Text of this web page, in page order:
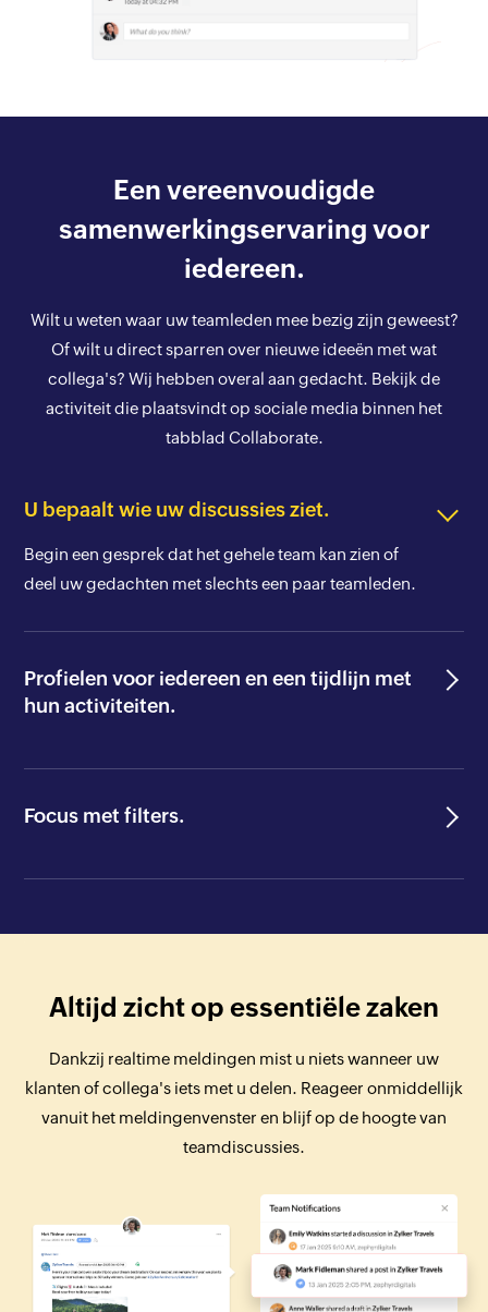
Een vereenvoudigde
samenwerkingservaring voor
iedereen.
Wilt u weten waar uw teamleden mee bezig zijn geweest?
Of wilt u direct sparren over nieuwe ideeën met wat
collega's? Wij hebben overal aan gedacht. Bekijk de
activiteit die plaatsvindt op sociale media binnen het
tabblad Collaborate.
U bepaalt wie uw discussies ziet.
Begin een gesprek dat het gehele team kan zien of
deel uw gedachten met slechts een paar teamleden.
Profielen voor iedereen en een tijdlijn met
hun activiteiten.
Focus met filters.
Altijd zicht op essentiële zaken
Dankzij realtime meldingen mist u niets wanneer uw
klanten of collega's iets met u delen. Reageer onmiddellijk
vanuit het meldingenvenster en blijf op de hoogte van
teamdiscussies.